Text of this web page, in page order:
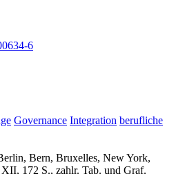
6
Governance Integration berufliche
Bern, Bruxelles, New York,
172 S., zahlr. Tab. und Graf.